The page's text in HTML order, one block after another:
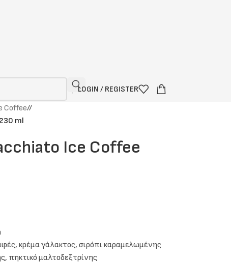
LOGIN / REGISTER
Coffee/
ml
Ice Coffee
κρέμα γάλακτος, σιρόπι καραμελωμένης
πηκτικό μαλτοδεξτρίνης